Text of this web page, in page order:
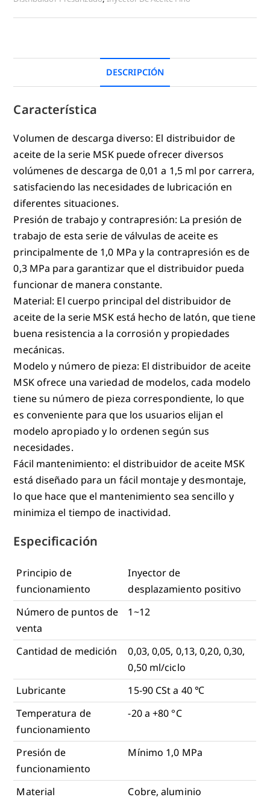
DESCRIPCIÓN
Característica
Volumen de descarga diverso: El distribuidor de
aceite de la serie MSK puede ofrecer diversos
volúmenes de descarga de 0,01 a 1,5 ml por carrera,
satisfaciendo las necesidades de lubricación en
diferentes situaciones.
Presión de trabajo y contrapresión: La presión de
trabajo de esta serie de válvulas de aceite es
principalmente de 1,0 MPa y la contrapresión es de
0,3 MPa para garantizar que el distribuidor pueda
funcionar de manera constante.
Material: El cuerpo principal del distribuidor de
aceite de la serie MSK está hecho de latón, que tiene
buena resistencia a la corrosión y propiedades
mecánicas.
Modelo y número de pieza: El distribuidor de aceite
MSK ofrece una variedad de modelos, cada modelo
tiene su número de pieza correspondiente, lo que
es conveniente para que los usuarios elijan el
modelo apropiado y lo ordenen según sus
necesidades.
Fácil mantenimiento: el distribuidor de aceite MSK
está diseñado para un fácil montaje y desmontaje,
lo que hace que el mantenimiento sea sencillo y
minimiza el tiempo de inactividad.
Especificación
Principio de
funcionamiento
Inyector de
desplazamiento positivo
Número de puntos de
venta
1~12
Cantidad de medición
0,03, 0,05, 0,13, 0,20, 0,30,
0,50 ml/ciclo
Lubricante
15-90 CSt a 40 ℃
Temperatura de
funcionamiento
-20 a +80 °C
Presión de
funcionamiento
Mínimo 1,0 MPa
Material Cobre, aluminio